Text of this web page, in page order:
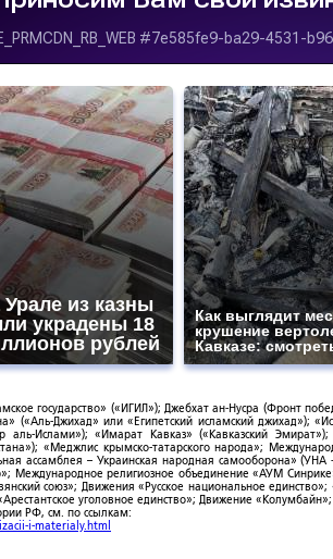
Урале из казны
украдены 18
рублей
Как выглядит
крушение
Кавказе:
государство» («ИГИЛ»); Джебхат ан-Нусра (Фронт
(«Аль-Джихад» или «Египетский исламский джихад»);
аль-Ислами»); «Имарат Кавказ» («Кавказский
«Меджлис крымско-татарского народа»;
ассамблея – Украинская народная самооборона»
Международное религиозное объединение «АУМ
союз»; Движения «Русское национальное
уголовное единство»; Движение
РФ, см. по ссылкам:
i-materialy.html